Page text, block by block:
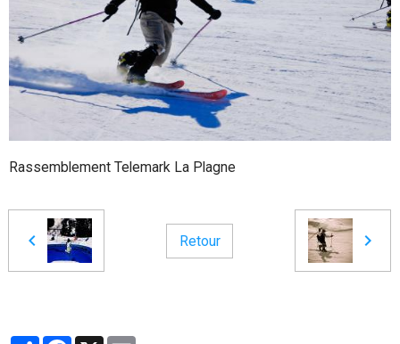
Rassemblement Telemark La Plagne
Retour